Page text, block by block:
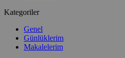
Kategoriler
Genel
Günlüklerim
Makalelerim